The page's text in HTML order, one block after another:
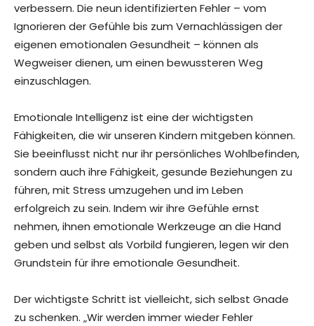
verbessern. Die neun identifizierten Fehler – vom
Ignorieren der Gefühle bis zum Vernachlässigen der
eigenen emotionalen Gesundheit – können als
Wegweiser dienen, um einen bewussteren Weg
einzuschlagen.
Emotionale Intelligenz ist eine der wichtigsten
Fähigkeiten, die wir unseren Kindern mitgeben können.
Sie beeinflusst nicht nur ihr persönliches Wohlbefinden,
sondern auch ihre Fähigkeit, gesunde Beziehungen zu
führen, mit Stress umzugehen und im Leben
erfolgreich zu sein. Indem wir ihre Gefühle ernst
nehmen, ihnen emotionale Werkzeuge an die Hand
geben und selbst als Vorbild fungieren, legen wir den
Grundstein für ihre emotionale Gesundheit.
Der wichtigste Schritt ist vielleicht, sich selbst Gnade
zu schenken. „Wir werden immer wieder Fehler